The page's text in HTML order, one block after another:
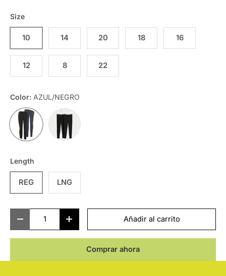
Size
10 14 20 18 16
12 8 22
Color: AZUL/NEGRO
AZUL/NEGRONEGRO/NEGRO
Length
REG LNG
- + Añadir al carrito
Comprar ahora